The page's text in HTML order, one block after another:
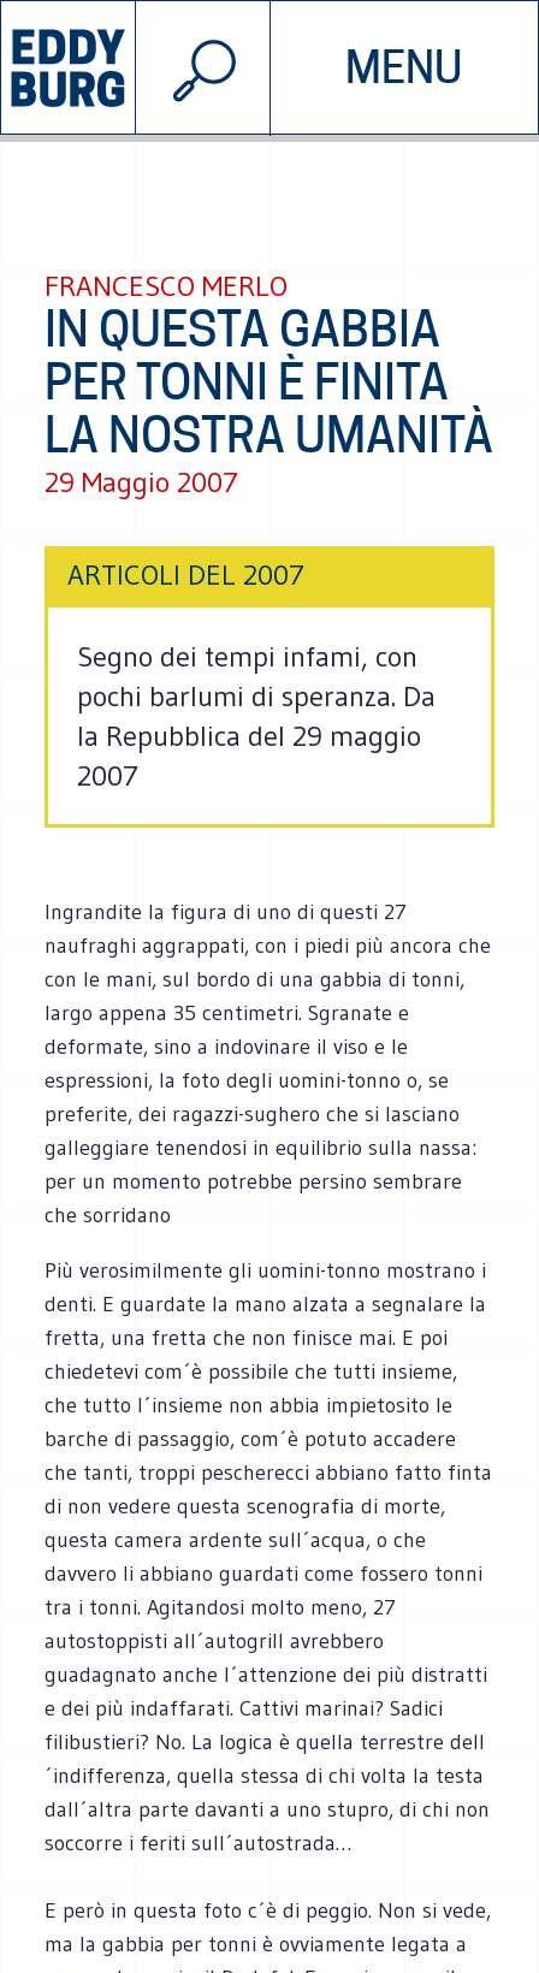
MENU
INIZIATIVE CHI SIAMO
© 2026 EDDYBURG
FRANCESCO MERLO
IN QUESTA GABBIA
PER TONNI È FINITA
LA NOSTRA UMANITÀ
29 Maggio 2007
ARTICOLI DEL 2007
Segno dei tempi infami, con
pochi barlumi di speranza. Da
la Repubblica del 29 maggio
2007
Ingrandite la figura di uno di questi 27
naufraghi aggrappati, con i piedi più ancora che
con le mani, sul bordo di una gabbia di tonni,
largo appena 35 centimetri. Sgranate e
deformate, sino a indovinare il viso e le
espressioni, la foto degli uomini-tonno o, se
preferite, dei ragazzi-sughero che si lasciano
galleggiare tenendosi in equilibrio sulla nassa:
per un momento potrebbe persino sembrare
che sorridano
Più verosimilmente gli uomini-tonno mostrano i
denti. E guardate la mano alzata a segnalare la
fretta, una fretta che non finisce mai. E poi
chiedetevi com´è possibile che tutti insieme,
che tutto l´insieme non abbia impietosito le
barche di passaggio, com´è potuto accadere
che tanti, troppi pescherecci abbiano fatto finta
di non vedere questa scenografia di morte,
questa camera ardente sull´acqua, o che
davvero li abbiano guardati come fossero tonni
tra i tonni. Agitandosi molto meno, 27
autostoppisti all´autogrill avrebbero
guadagnato anche l´attenzione dei più distratti
e dei più indaffarati. Cattivi marinai? Sadici
filibustieri? No. La logica è quella terrestre dell
´indifferenza, quella stessa di chi volta la testa
dall´altra parte davanti a uno stupro, di chi non
soccorre i feriti sull´autostrada…
E però in questa foto c´è di peggio. Non si vede,
ma la gabbia per tonni è ovviamente legata a